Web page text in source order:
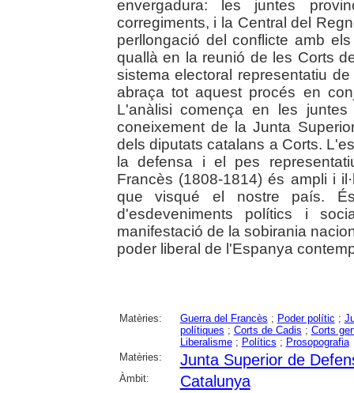
envergadura: les juntes
corregiments, i la Central del
perllongació del conflicte amb
quallà en la reunió de les Corts
sistema electoral representatiu
abraça tot aquest procés en
L'anàlisi comença en les
coneixement de la Junta
dels diputats catalans a Corts.
la defensa i el pes
Francès (1808-1814) és ampli i
que visqué el nostre país.
d'esdeveniments polítics i
manifestació de la sobirania
poder liberal de l'Espanya
Matèries: Guerra del Francès ; Poder polític ;
polítiques ; Corts de Cadis ; Corts
Liberalisme; Polítics ; Prosopografia
Matèries:
Junta Superior de
Àmbit: Catalunya